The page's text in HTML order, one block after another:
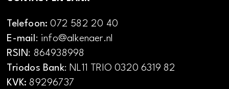
Telefoon:072 582 20 40
E-mail: info@alkenaer.nl
RSIN: 864938998
Triodos Bank: NL11 TRIO 0320 6319 82
KVK: 89296737